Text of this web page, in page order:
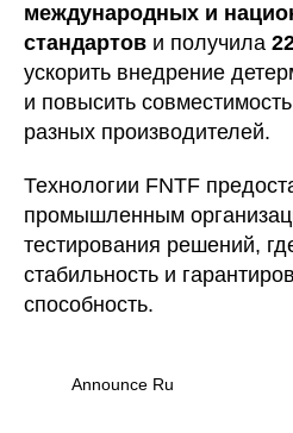
международных и
стандартов и получила
ускорить внедрение
и повысить
разных производителей.
Технологии FNTF
промышленным
тестирования решений,
стабильность и
способность.
Announce Ru